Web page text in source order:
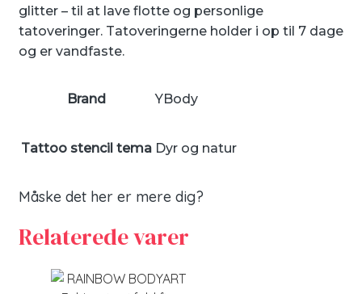
glitter – til at lave flotte og personlige
tatoveringer. Tatoveringerne holder i op til 7 dage
og er vandfaste.
Brand YBody
Tattoo stencil tema Dyr og natur
Måske det her er mere dig?
Relaterede varer